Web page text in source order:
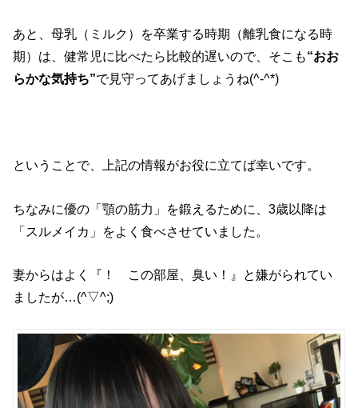
あと、母乳（ミルク）を卒業する時期（離乳食になる時
期）は、健常児に比べたら比較的遅いので、そこも“おお
らかな気持ち”で見守ってあげましょうね(^-^*)
ということで、上記の情報がお役に立てば幸いです。
ちなみに優の「顎の筋力」を鍛えるために、3歳以降は
「スルメイカ」をよく食べさせていました。
妻からはよく『！ この部屋、臭い！』と嫌がられてい
ましたが…(^▽^;)